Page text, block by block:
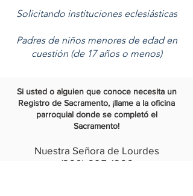
Solicitando instituciones eclesiásticas
Padres de niños menores de edad en
cuestión (de 17 años o menos)
Si usted o alguien que conoce necesita un
Registro de Sacramento, ¡llame a la oficina
parroquial donde se completó el
Sacramento!
Nuestra Señora de Lourdes
(360) 695-1366